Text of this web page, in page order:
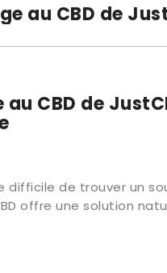
au CBD de
CBD de
difficile de trouver un
offre une solution